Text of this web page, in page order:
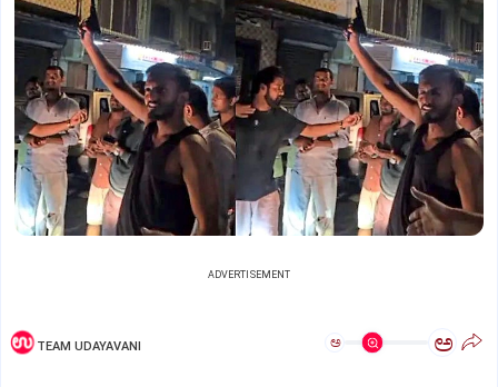
ADVERTISEMENT
TEAM UDAYAVANI ಅ ಅ